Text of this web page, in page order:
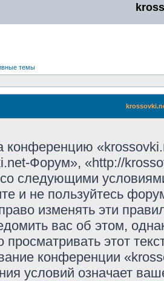
темы
конференцию
Форум», «http://
со следующими
и не пользуйтесь
изменять эти
вас об этом,
просматривать этот
конференции
условий означает